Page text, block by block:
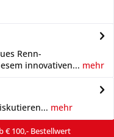
Renn-
innovativen... mehr
mehr
€ 100,- Bestellwert